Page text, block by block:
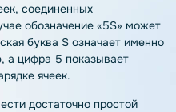
соединенных
обозначение «5S» может
буква S означает именно
а цифра 5 показывает
ячеек.
достаточно простой